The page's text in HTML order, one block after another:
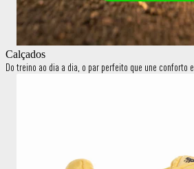
Calçados
Do treino ao dia a dia, o par perfeito que une conforto